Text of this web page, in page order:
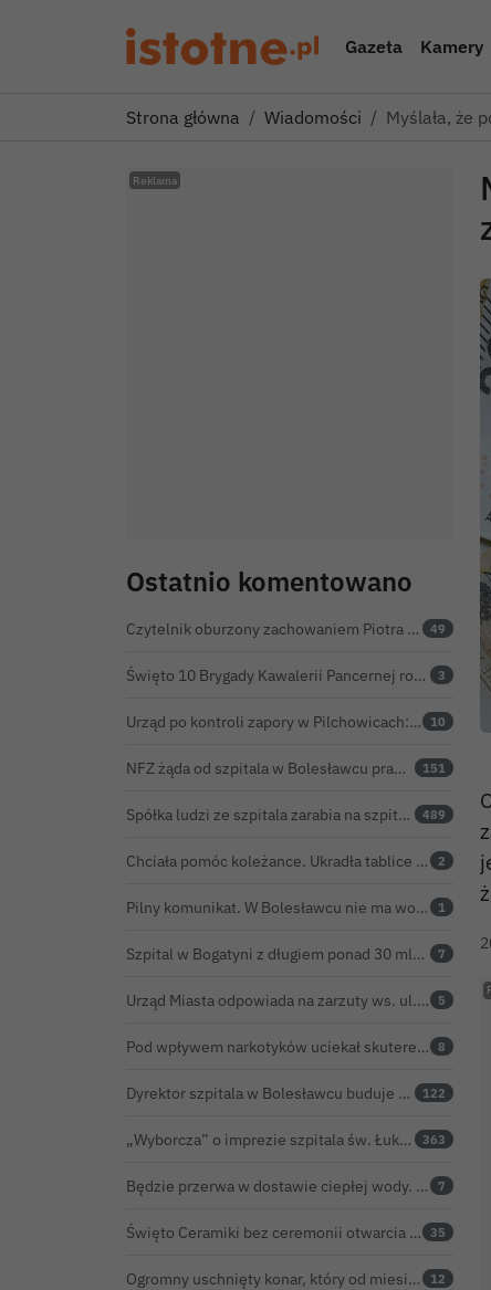
Gazeta Kamery
Strona główna Wiadomości Myślała, że
Ostatnio komentowano
Czytelnik oburzony zachowaniem Piotra Romana na rocznicy prezydentury Karola Nawrockiego. Obejrzeliśmy nagranie 49
Święto 10 Brygady Kawalerii Pancernej rozpoczęte. Za żołnierzami pierwszy dzień uroczystości 3
Urząd po kontroli zapory w Pilchowicach: 23,47 tony martwych ryb i zawiadomienie do prokuratury 10
NFZ żąda od szpitala w Bolesławcu prawie 5,9 mln zł. Potężny cios po kontroli rozliczeń 151
Spółka ludzi ze szpitala zarabia na szpitalu w Bolesławcu. Kwoty pozostają tajne 489
Chciała pomóc koleżance. Ukradła tablice z... niewłaściwego samochodu 2
Pilny komunikat. W Bolesławcu nie ma wody na jednej z ulic – trwa usuwanie awarii 1
Szpital w Bogatyni z długiem ponad 30 mln zł. Ratunkiem ma być połączenie z Bolesławcem 7
Urząd Miasta odpowiada na zarzuty ws. ul. Sokolej. „Droga spełnia wszystkie normy” 5
Pod wpływem narkotyków uciekał skuterem. Pościg zakończył w polu kukurydzy 8
Dyrektor szpitala w Bolesławcu buduje medyczne imperium. „Gazeta Wyborcza” opisuje jego działalność w całej Polsce 122
„Wyborcza” o imprezie szpitala św. Łukasza: kontrowersyjna gala dla pracowników 363
Będzie przerwa w dostawie ciepłej wody. ZEC Bolesławiec zapowiada prace remontowe 7
Święto Ceramiki bez ceremonii otwarcia na dworcu. Co z obietnicą prezydenta Bolesławca? 35
Ogromny uschnięty konar, który od miesięcy zagrażał ludziom w Bolesławcu, wycięty 12